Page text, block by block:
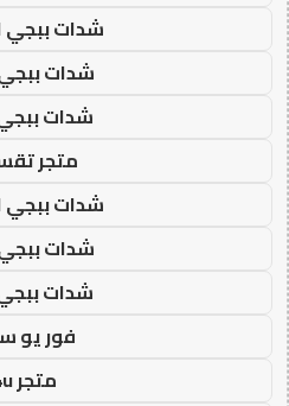
شدات
شدات ببجي
شدات
متجر
شدات
شدات ببجي
شدات
فور يو
متجر 4u